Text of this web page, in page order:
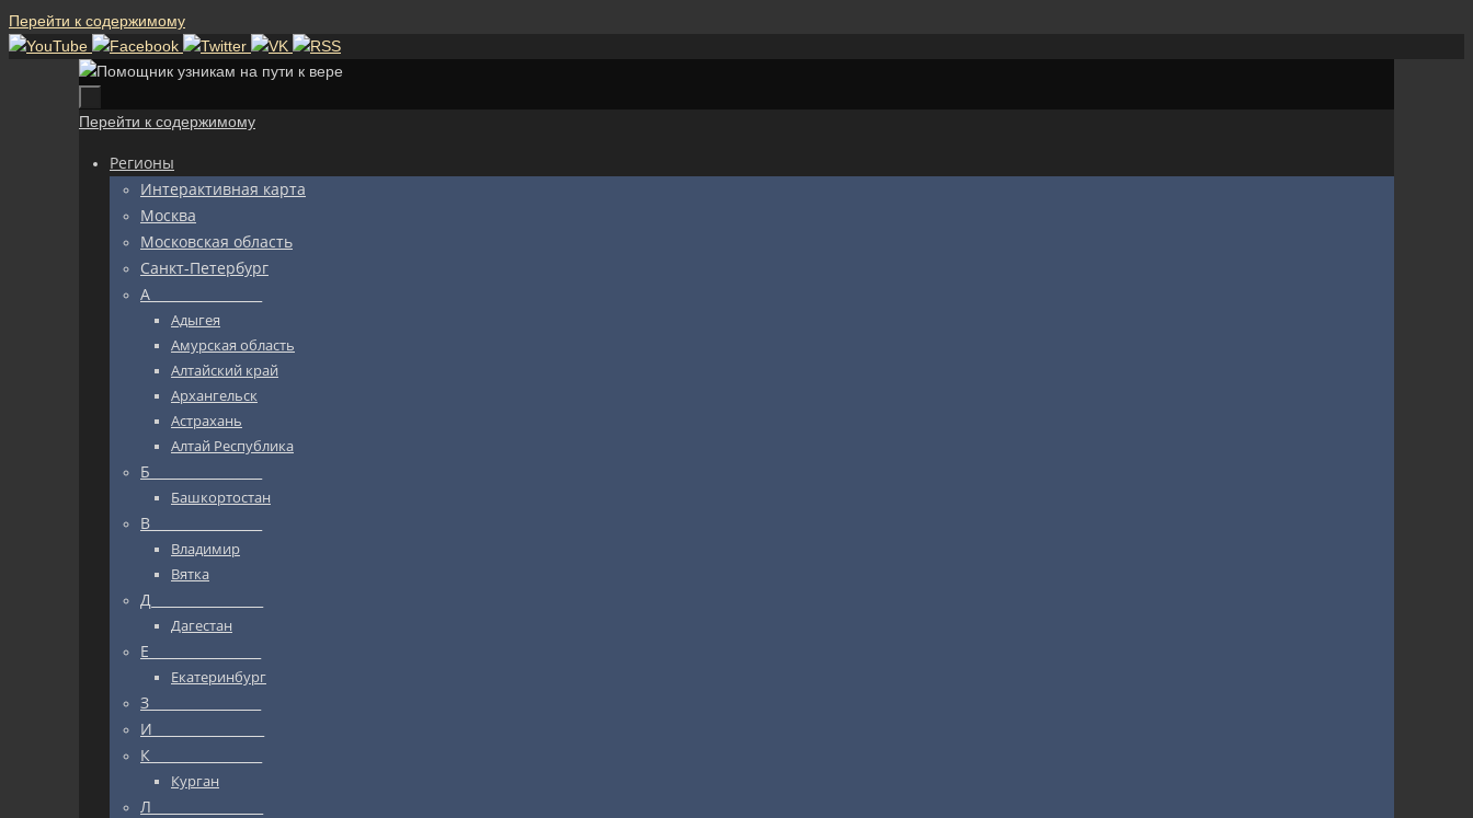
Перейти к содержимому
Перейти к содержимому
Регионы
Интерактивная карта
Москва
Московская область
Санкт-Петербург
А_________________
Адыгея
Амурская область
Алтайский край
Архангельск
Астрахань
Алтай Республика
Б_________________
Башкортостан
В_________________
Владимир
Вятка
Д_________________
Дагестан
Е_________________
Екатеринбург
З_________________
И_________________
К_________________
Курган
Л_________________